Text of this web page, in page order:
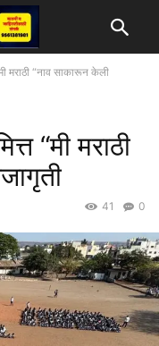
मराठी “नाव साकारून केली
“मी मराठी
0
41